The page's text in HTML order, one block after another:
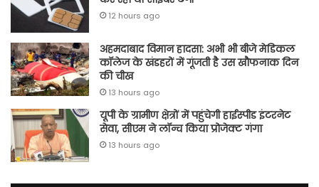
12 hours ago
अहमदाबाद विमान हादसा: अभी भी बीजे मेडिकल
कॉलेज के खंडहरों में गूंजती है उस खौफनाक दिन
की चीख
13 hours ago
यूपी के ग्रामीण क्षेत्रों में पहुंचेगी हाईस्पीड इंटरनेट
सेवा, सीएम ने लॉन्च किया प्रोजेक्ट गंगा
13 hours ago